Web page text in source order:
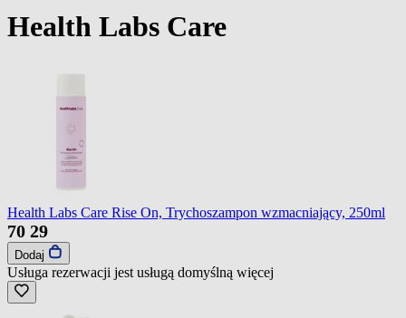
Health Labs Care
Health Labs Care Rise On, Trychoszampon wzmacniający, 250ml
70 29
Dodaj
Usługa rezerwacji jest usługą domyślną więcej